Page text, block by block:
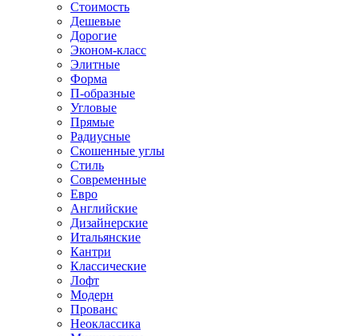
Стоимость
Дешевые
Дорогие
Эконом-класс
Элитные
Форма
П-образные
Угловые
Прямые
Радиусные
Скошенные углы
Стиль
Современные
Евро
Английские
Дизайнерские
Итальянские
Кантри
Классические
Лофт
Модерн
Прованс
Неоклассика